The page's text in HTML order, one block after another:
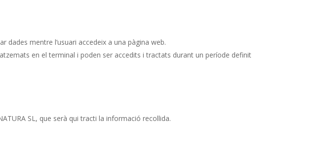
dades mentre l’usuari accedeix a una pàgina web.
en el terminal i poden ser accedits i tractats durant un període definit
SL, que serà qui tracti la informació recollida.